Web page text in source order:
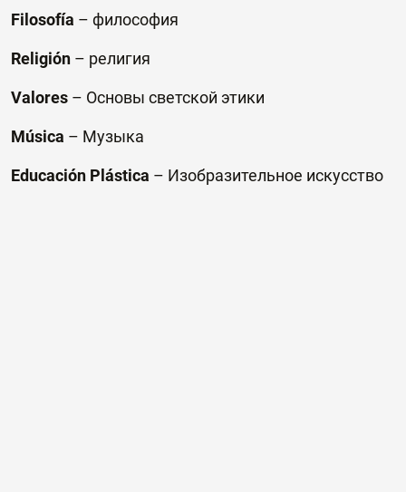
Filosofía – философия
Religión – религия
Valores – Основы светской этики
Música – Музыка
Educación Plástica – Изобразительное искусство